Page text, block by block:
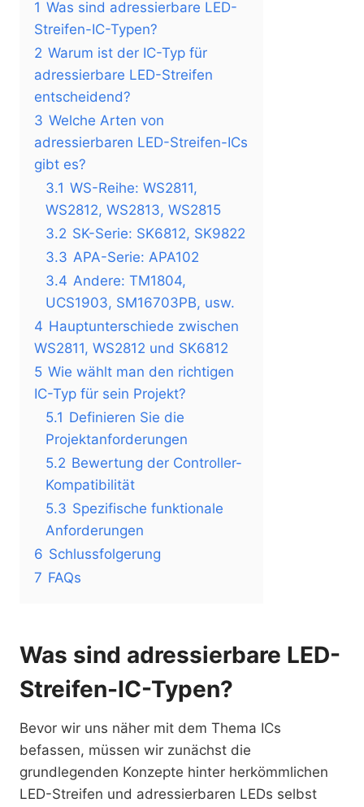
1 Was sind adressierbare LED-
Streifen-IC-Typen?
2 Warum ist der IC-Typ für
adressierbare LED-Streifen
entscheidend?
3 Welche Arten von
adressierbaren LED-Streifen-ICs
gibt es?
3.1 WS-Reihe: WS2811,
WS2812, WS2813, WS2815
3.2 SK-Serie: SK6812, SK9822
3.3 APA-Serie: APA102
3.4 Andere: TM1804,
UCS1903, SM16703PB, usw.
4 Hauptunterschiede zwischen
WS2811, WS2812 und SK6812
5 Wie wählt man den richtigen
IC-Typ für sein Projekt?
5.1 Definieren Sie die
Projektanforderungen
5.2 Bewertung der Controller-
Kompatibilität
5.3 Spezifische funktionale
Anforderungen
6 Schlussfolgerung
7 FAQs
Was sind adressierbare LED-
Streifen-IC-Typen?
Bevor wir uns näher mit dem Thema ICs
befassen, müssen wir zunächst die
grundlegenden Konzepte hinter herkömmlichen
LED-Streifen und adressierbaren LEDs selbst